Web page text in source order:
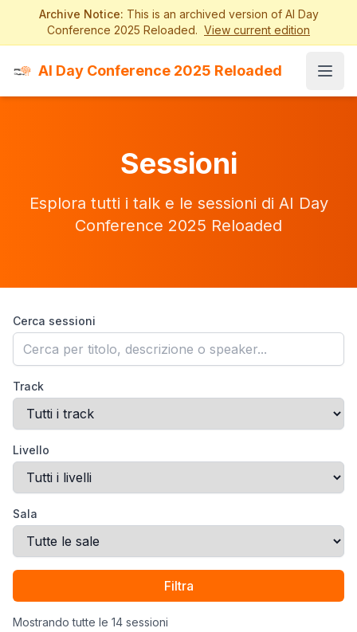
Archive Notice: This is an archived version of AI Day
Conference 2025 Reloaded. View current edition
AI Day Conference 2025 Reloaded
Sessioni
Esplora tutti i talk e le sessioni di AI Day
Conference 2025 Reloaded
Cerca sessioni
Track
Livello
Sala
Filtra
Mostrando tutte le 14 sessioni